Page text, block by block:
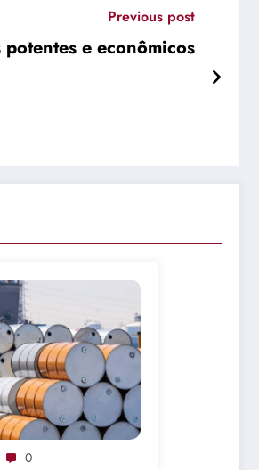
Previous post
e econômicos
0